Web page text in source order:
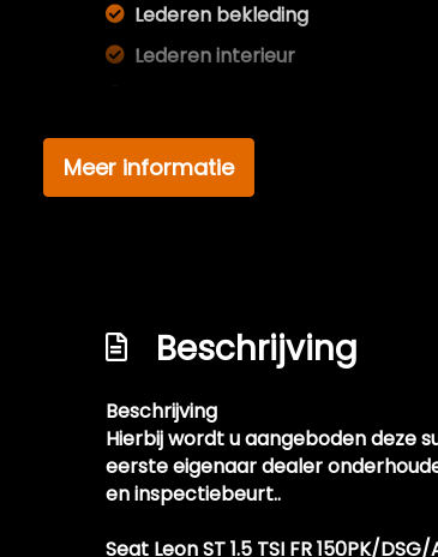
Lederen bekleding
Lederen interieur
Lendesteun(en) verstelbaar
Microvezel bekleding
Sportstoelen
Stuur leder
Stuur verstelbaar
Stuurbekrachtiging
Voorstoelen verwarmd
Meer informatie
Beschrijving
Beschrijving
Hierbij wordt u aangeboden deze
eerste eigenaar dealer
en inspectiebeurt..
Seat Leon ST 1.5 TSI FR 150PK/